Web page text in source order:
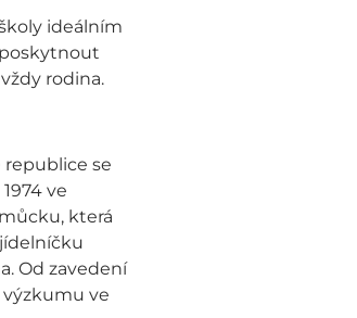
ideálním
rodina.
se
ve
která
Od zavedení
ve